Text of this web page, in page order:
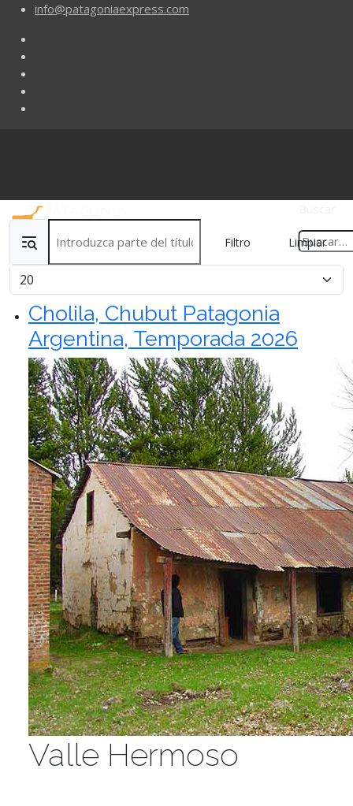
info@patagoniaexpress.com
Filtro Limpiar
Cantidad
Cholila, Chubut Patagonia
Argentina, Temporada 2026
Valle Hermoso